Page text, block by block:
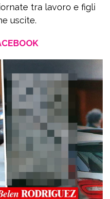
tra lavoro e figli
uscite.